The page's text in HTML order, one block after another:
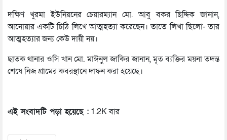
দক্ষিণ খুরমা ইউনিয়নের চেয়ারম্যান মো. আবু বকর ছিদ্দিক জানান,
আনোয়ার একটি চিঠি লিখে আত্মহত্যা করেছেন। তাতে লিখা ছিলো- তার
আত্মহত্যার জন্য কেউ দায়ী নয়।
ছাতক থানার ওসি খান মো. মাঈনুল জাকির জানান, মৃত ব্যক্তির ময়না তদন্ত
শেষে নিজ গ্রামের কবরস্থানে দাফন করা হয়েছে।
এই সংবাদটি পড়া হয়েছে : 1.2K বার